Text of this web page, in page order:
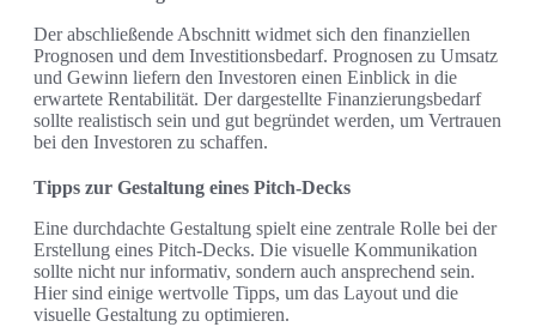
Der abschließende Abschnitt widmet sich den finanziellen
Prognosen und dem Investitionsbedarf. Prognosen zu Umsatz
und Gewinn liefern den Investoren einen Einblick in die
erwartete Rentabilität. Der dargestellte Finanzierungsbedarf
sollte realistisch sein und gut begründet werden, um Vertrauen
bei den Investoren zu schaffen.
Tipps zur Gestaltung eines Pitch-Decks
Eine durchdachte Gestaltung spielt eine zentrale Rolle bei der
Erstellung eines Pitch-Decks. Die visuelle Kommunikation
sollte nicht nur informativ, sondern auch ansprechend sein.
Hier sind einige wertvolle Tipps, um das Layout und die
visuelle Gestaltung zu optimieren.